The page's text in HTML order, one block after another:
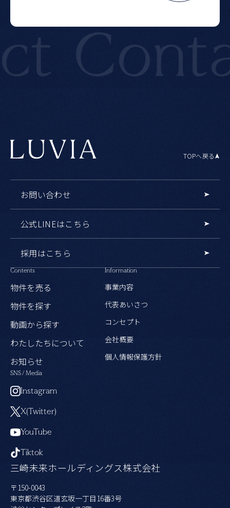
TOPへ戻る
三崎未来ホールディングス株式会社
〒150-0043
東京都渋谷区道玄坂一丁目16番3号
SNS / Media
Instagram
X(Twitter)
YouTube
Tiktok
Contents
物件を売る
物件を探す
動画から探す
わたしたちについて
お知らせ
Information
事業内容
代表あいさつ
コンセプト
会社概要
個人情報保護方針
お問い合わせ
公式LINEはこちら
採用はこちら